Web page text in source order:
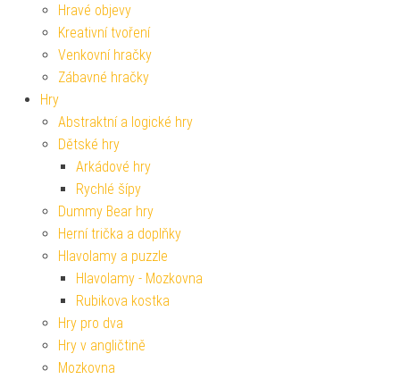
Hravé objevy
Kreativní tvoření
Venkovní hračky
Zábavné hračky
Hry
Abstraktní a logické hry
Dětské hry
Arkádové hry
Rychlé šípy
Dummy Bear hry
Herní trička a doplňky
Hlavolamy a puzzle
Hlavolamy - Mozkovna
Rubikova kostka
Hry pro dva
Hry v angličtině
Mozkovna